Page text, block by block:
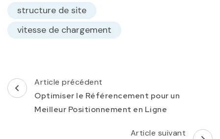
structure de site
vitesse de chargement
Navigation
d'article
Article précédent
Optimiser le Référencement pour un
Meilleur Positionnement en Ligne
Article suivant